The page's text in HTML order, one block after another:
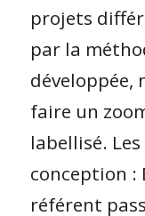
projets
par la
développée,
faire un
labellisé.
conception :
référent